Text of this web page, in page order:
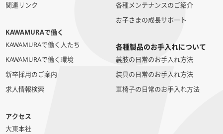
関連リンク
KAWAMURAで働く
KAWAMURAで働く人たち
KAWAMURAで働く環境
新卒採用のご案内
求人情報検索
アクセス
大東本社
各種メンテナンスのご紹介
お子さまの成長サポート
各種製品のお手入れについて
義肢の日常のお手入れ方法
装具の日常のお手入れ方法
車椅子の日常のお手入れ方法